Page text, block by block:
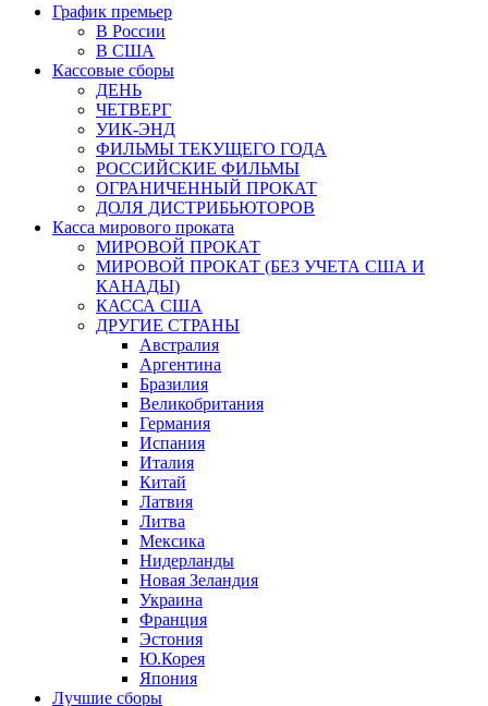
График премьер
В России
В США
Кассовые сборы
ДЕНЬ
ЧЕТВЕРГ
УИК-ЭНД
ФИЛЬМЫ ТЕКУЩЕГО ГОДА
РОССИЙСКИЕ ФИЛЬМЫ
ОГРАНИЧЕННЫЙ ПРОКАТ
ДОЛЯ ДИСТРИБЬЮТОРОВ
Касса мирового проката
МИРОВОЙ ПРОКАТ
МИРОВОЙ ПРОКАТ (БЕЗ УЧЕТА США И
КАНАДЫ)
КАССА США
ДРУГИЕ СТРАНЫ
Австралия
Аргентина
Бразилия
Великобритания
Германия
Испания
Италия
Китай
Латвия
Литва
Мексика
Нидерланды
Новая Зеландия
Украина
Франция
Эстония
Ю.Корея
Япония
Лучшие сборы